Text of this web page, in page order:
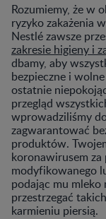
Rozumiemy, że w
ryzyko zakażenia
Nestlé zawsze
zakresie higieny i
dbamy, aby
bezpieczne i
ostatnie
przegląd
wprowadziliśmy
zagwarantować
produktów.
koronawirusem za
modyfikowanego
podając mu
przestrzegać
karmieniu piersią.